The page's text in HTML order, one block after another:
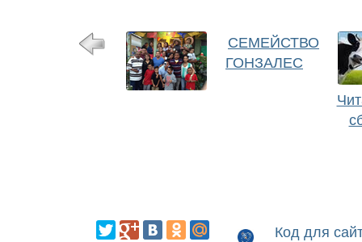
СЕМЕЙСТВО
ГОНЗАЛЕС
Код для